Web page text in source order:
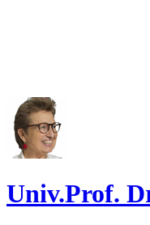
Univ.Prof.